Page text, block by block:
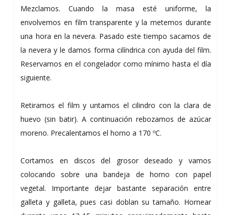
Mezclamos. Cuando la masa esté uniforme, la
envolvemos en film transparente y la metemos durante
una hora en la nevera. Pasado este tiempo sacamos de
la nevera y le damos forma cilíndrica con ayuda del film.
Reservamos en el congelador como mínimo hasta el día
siguiente.
Retiramos el film y untamos el cilindro con la clara de
huevo (sin batir). A continuación rebozamos de azúcar
moreno. Precalentamos el horno a 170 ºC.
Cortamos en discos del grosor deseado y vamos
colocando sobre una bandeja de horno con papel
vegetal. Importante dejar bastante separación entre
galleta y galleta, pues casi doblan su tamaño. Hornear